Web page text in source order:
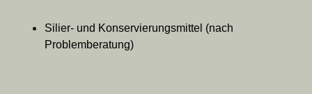
Silier- und Konservierungsmittel (nach
Problemberatung)